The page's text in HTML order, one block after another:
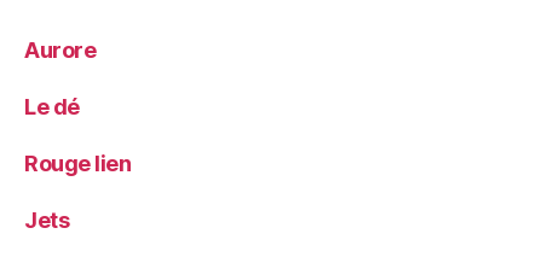
Aurore
Le dé
Rouge lien
Jets